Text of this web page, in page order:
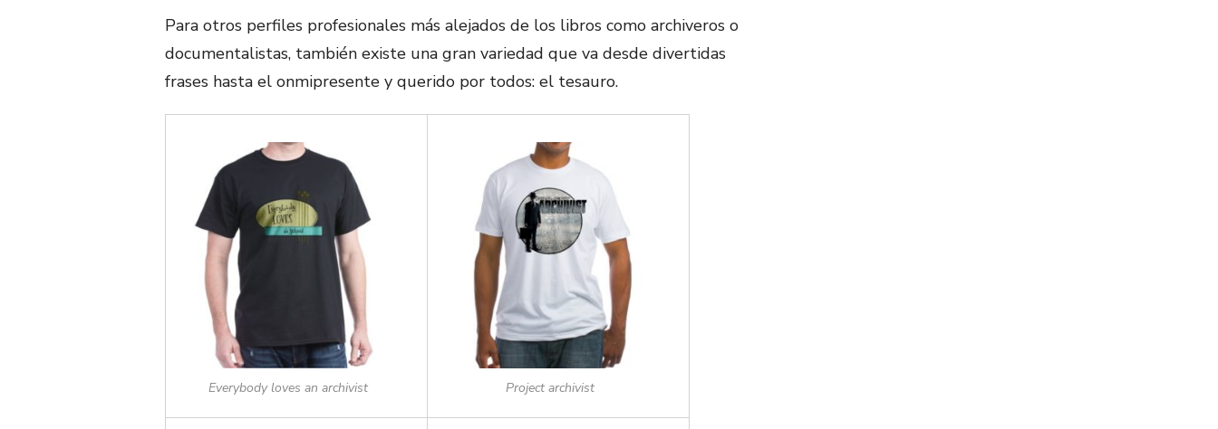
Para otros perfiles profesionales más alejados de los libros como archiveros o
documentalistas, también existe una gran variedad que va desde divertidas
frases hasta el onmipresente y querido por todos: el tesauro.
Everybody loves an archivist Project archivist